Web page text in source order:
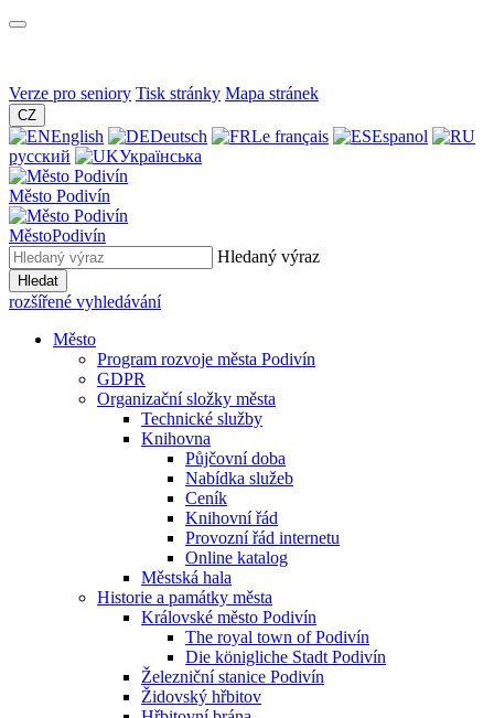
Verze pro seniory Tisk stránky Mapa stránek
CZ
English Deutsch Le français
Espanol
русский
Українська
Město Podivín
MěstoPodivín
Hledaný výraz
Hledat
rozšířené vyhledávání
Město
Program rozvoje města Podivín
GDPR
Organizační složky města
Technické služby
Knihovna
Půjčovní doba
Nabídka služeb
Ceník
Knihovní řád
Provozní řád internetu
Online katalog
Městská hala
Historie a památky města
Královské město Podivín
The royal town of Podivín
Die königliche Stadt Podivín
Železniční stanice Podivín
Židovský hřbitov